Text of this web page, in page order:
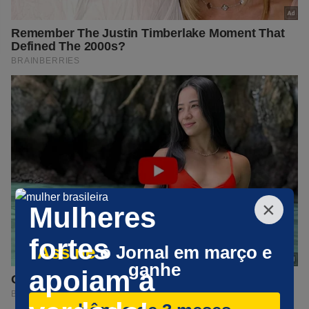
×
Mulheres
fortes
apoiam a
Assineo Jornal em março e
ganhe